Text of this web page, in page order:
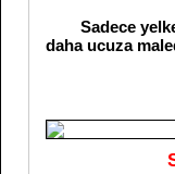
Sadece
daha ucuza